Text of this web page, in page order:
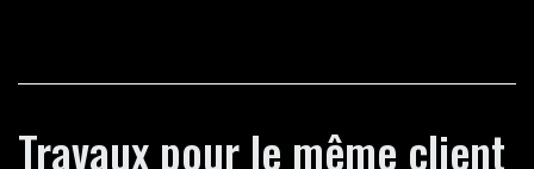
Travaux pour le même client